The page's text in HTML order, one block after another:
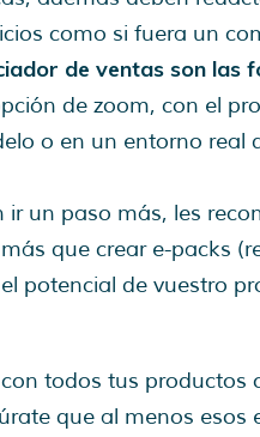
como si fuera un
de ventas son las
de zoom, con el
o en un entorno real
ir un paso más, les
que crear e-packs
potencial de vuestro
todos tus productos
que al menos esos